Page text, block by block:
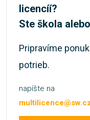
licencíí?
Ste škola
Pripravíme
potrieb.
napíšte na